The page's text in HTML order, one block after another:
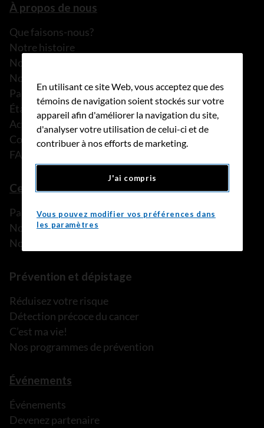
À propos de nous
Que faisons-nous?
Notre histoire
Nos histoires
Notre équipe
Partenariats
États financiers
Actualités
Communiqués de presse
FAQ
Ce que nous pouvons faire
Parler à une personne de confiance
Nos programmes et services
Nos ressources
Prévention et dépistage
Réduisez votre risque
Détection précoce du cancer
C’est ma vie!
Nos programmes de prévention
Événements
Événements
Devenez partenaire
En utilisant ce site Web, vous acceptez que des
témoins de navigation soient stockés sur votre
appareil afin d'améliorer la navigation du site,
d'analyser votre utilisation de celui-ci et de
contribuer à nos efforts de marketing.
J'ai compris
Vous pouvez modifier vos préférences dans
les paramètres